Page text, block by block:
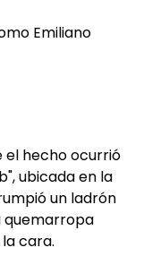
Emiliano
el hecho ocurrió
ubicada en la
un ladrón
quemarropa
cara.